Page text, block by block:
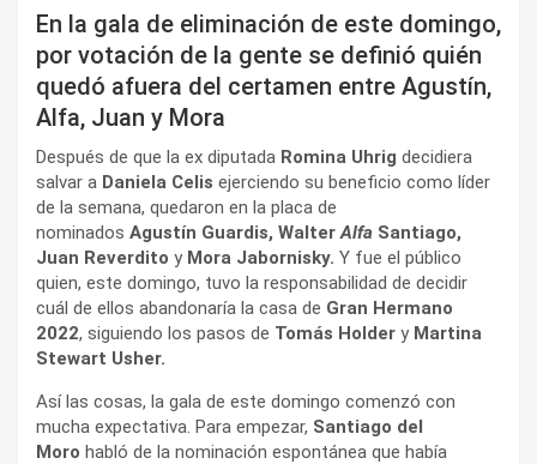
En la gala de eliminación de este domingo,
por votación de la gente se definió quién
quedó afuera del certamen entre Agustín,
Alfa, Juan y Mora
Después de que la ex diputada Romina Uhrig decidiera
salvar a Daniela Celis ejerciendo su beneficio como líder
de la semana, quedaron en la placa de
nominados Agustín Guardis, WalterAlfa Santiago,
Juan Reverdito yMora Jabornisky. Y fue el público
quien, este domingo, tuvo la responsabilidad de decidir
cuál de ellos abandonaría la casa de Gran Hermano
2022, siguiendo los pasos de Tomás Holder y Martina
Stewart Usher.
Así las cosas, la gala de este domingo comenzó con
mucha expectativa. Para empezar, Santiago del
Moro habló de la nominación espontánea que había